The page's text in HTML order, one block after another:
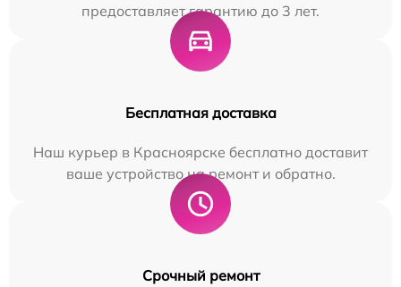
предоставляет гарантию до 3 лет.
Бесплатная доставка
Наш курьер в Красноярске бесплатно доставит
ваше устройство на ремонт и обратно.
Срочный ремонт